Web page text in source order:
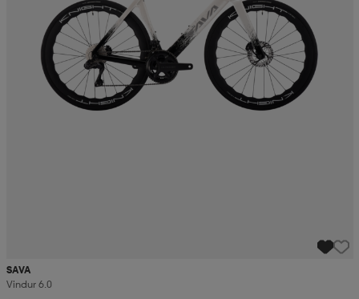
SAVA
Vindur 6.0